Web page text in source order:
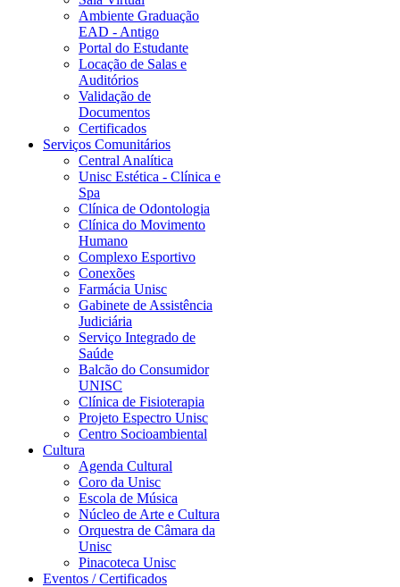
Ambiente Graduação
EAD - Antigo
Portal do Estudante
Locação de Salas e
Auditórios
Validação de
Documentos
Certificados
Serviços Comunitários
Central Analítica
Unisc Estética - Clínica e
Spa
Clínica de Odontologia
Clínica do Movimento
Humano
Complexo Esportivo
Conexões
Farmácia Unisc
Gabinete de Assistência
Judiciária
Serviço Integrado de
Saúde
Balcão do Consumidor
UNISC
Clínica de Fisioterapia
Projeto Espectro Unisc
Centro Socioambiental
Cultura
Agenda Cultural
Coro da Unisc
Escola de Música
Núcleo de Arte e Cultura
Orquestra de Câmara da
Unisc
Pinacoteca Unisc
Eventos / Certificados